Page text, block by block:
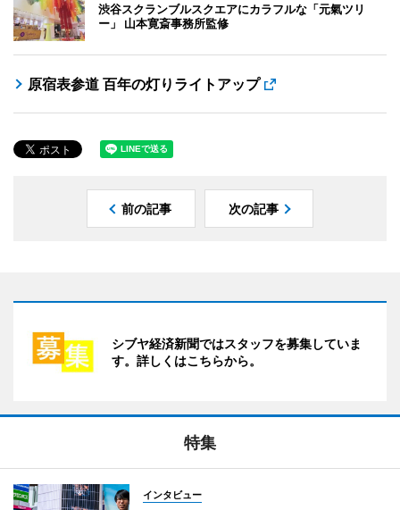
渋谷スクランブルスクエアにカラフルな「元氣ツリ
ー」 山本寛斎事務所監修
原宿表参道 百年の灯りライトアップ
前の記事 次の記事
シブヤ経済新聞ではスタッフを募集していま
す。詳しくはこちらから。
特集
インタビュー